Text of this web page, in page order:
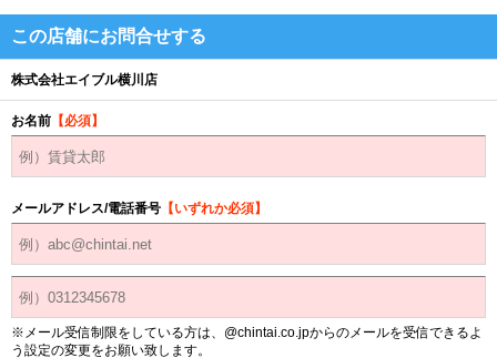
この店舗にお問合せする
株式会社エイブル横川店
お名前 【必須】
メールアドレス/電話番号 【いずれか必須】
※メール受信制限をしている方は、@chintai.co.jpからのメールを受信できるよ
う設定の変更をお願い致します。